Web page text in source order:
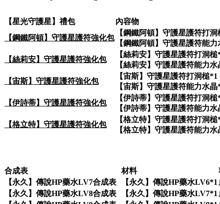
【星光守護星】禮包
內容物
【鋼鐵阿頓】守護星護符強化包
【鋼鐵阿頓】守護星護符打
【鋼鐵阿頓】守護星護符能
【絲莉安】守護星護符強化包
【絲莉安】守護星護符打洞槌
【絲莉安】守護星護符能力
【宙斯】守護星護符強化包
【宙斯】守護星護符打洞槌*1
【宙斯】守護星護符能力水晶
【伊詩蒂】守護星護符強化包
【伊詩蒂】守護星護符打洞槌
【伊詩蒂】守護星護符能力
【格立特】守護星護符強化包
【格立特】守護星護符打洞槌
【格立特】守護星護符能力
合成表 材料
【永久】傳說HP藥水LV7合成表
【永久】傳說HP藥水LV6*1
【永久】傳說HP藥水LV8合成表
【永久】傳說HP藥水LV7*1